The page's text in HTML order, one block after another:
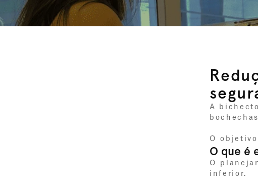
A
O
O que é
O
inferior.